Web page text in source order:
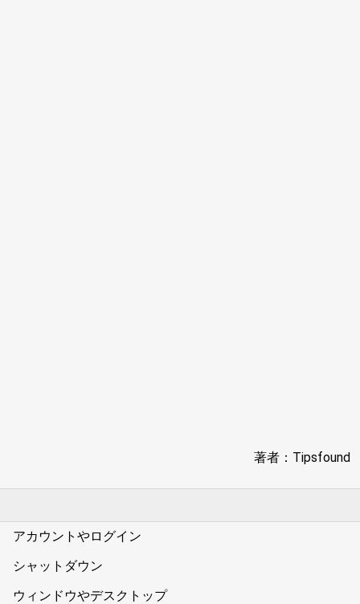
著者：Tipsfound
アカウントやログイン
シャットダウン
ウィンドウやデスクトップ